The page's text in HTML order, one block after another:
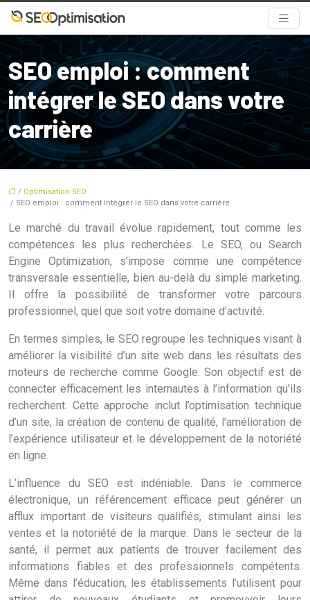
SEO emploi : comment
intégrer le SEO dans votre
carrière
/ Optimisation SEO
/ SEO emploi : comment intégrer le SEO dans votre carrière
Le marché du travail évolue rapidement, tout comme les
compétences les plus recherchées. Le SEO, ou Search
Engine Optimization, s’impose comme une compétence
transversale essentielle, bien au-delà du simple marketing.
Il offre la possibilité de transformer votre parcours
professionnel, quel que soit votre domaine d’activité.
En termes simples, le SEO regroupe les techniques visant à
améliorer la visibilité d’un site web dans les résultats des
moteurs de recherche comme Google. Son objectif est de
connecter efficacement les internautes à l’information qu’ils
recherchent. Cette approche inclut l’optimisation technique
d’un site, la création de contenu de qualité, l’amélioration de
l’expérience utilisateur et le développement de la notoriété
en ligne.
L’influence du SEO est indéniable. Dans le commerce
électronique, un référencement efficace peut générer un
afflux important de visiteurs qualifiés, stimulant ainsi les
ventes et la notoriété de la marque. Dans le secteur de la
santé, il permet aux patients de trouver facilement des
informations fiables et des professionnels compétents.
Même dans l’éducation, les établissements l’utilisent pour